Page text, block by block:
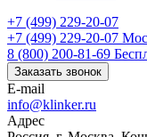
+7 (499) 229-20-07
+7 (499) 229-20-07
8 (800) 200-81-69
Заказать звонок
E-mail
info@klinker.ru
Адрес